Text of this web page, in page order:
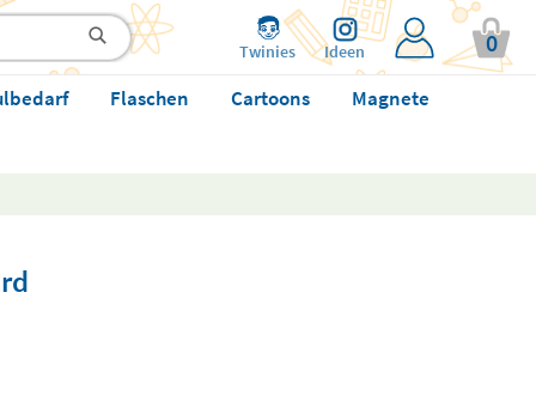
Twinies Ideen 0
Flaschen Cartoons
Magnete